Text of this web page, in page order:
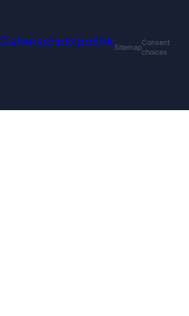
DatenschutzpolitikSitemap
Consent
choices